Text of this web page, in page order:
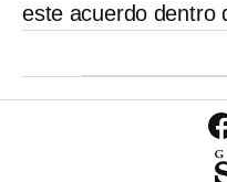
este acuerdo dentro